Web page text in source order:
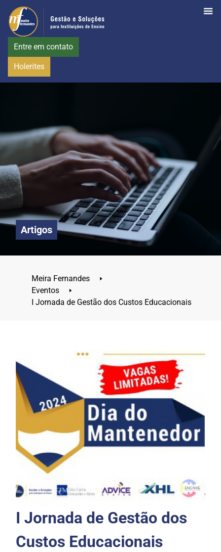
Entre em contato
Holerites
Artigos
Meira Fernandes
🢒
Eventos
🢒
I Jornada de Gestão dos Custos Educacionais
I Jornada de Gestão dos
Custos Educacionais